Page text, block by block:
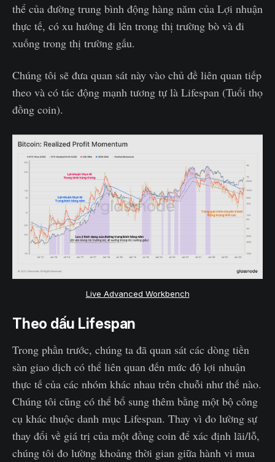
thể của đường trung bình động hàng năm của Lợi nhuận
thực tế, có xu hướng đi lên trong thị trường bò và đi
xuống trong thị trường gấu.
Chúng tôi sẽ đưa quan sát này vào chủ đề liên quan tiếp
theo và có tác động mạnh tương tự là Lifespan (Tuổi thọ
đồng coin).
Live Advanced Workbench
Theo dấu Lifespan
Trong phần trước, chúng ta đã quan sát các dòng tiền
sàn giao dịch có thể liên quan đến mức độ lợi nhuận
thực tế của các nhóm khác nhau trên chuỗi như thế nào.
Chúng tôi cũng có thể bổ sung thêm bằng một bộ công
cụ khác thuộc danh mục Lifespan. Thay vì đo lường sự
thay đổi về giá trị của một đồng coin để xác định lãi/lỗ,
chúng tôi đo lường khoảng thời gian giữa hành vi mua